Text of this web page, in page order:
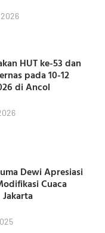
HUT ke-53 dan
pada 10-12
di Ancol
Dewi Apresiasi
Cuaca
Jakarta